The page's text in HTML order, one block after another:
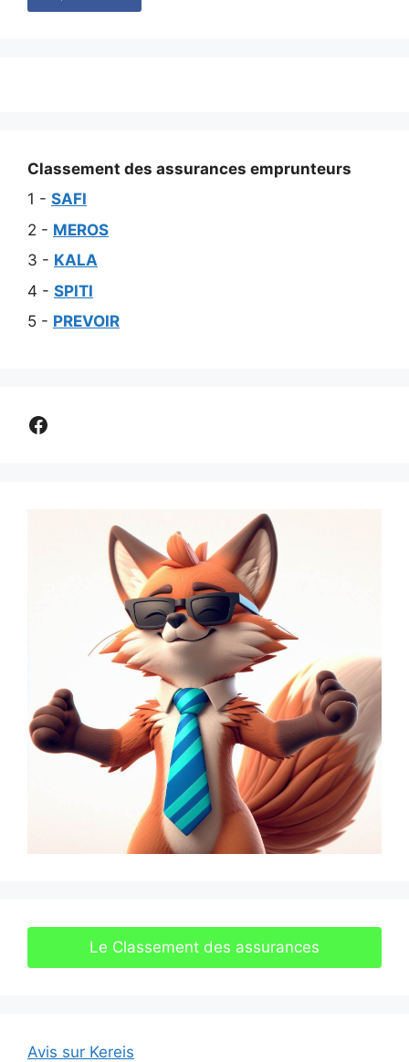
Classement des assurances emprunteurs
1 - SAFI
2 - MEROS
3 - KALA
4 - SPITI
5 - PREVOIR
Comparer assurance
Le Classement des assurances
Avis sur Kereis